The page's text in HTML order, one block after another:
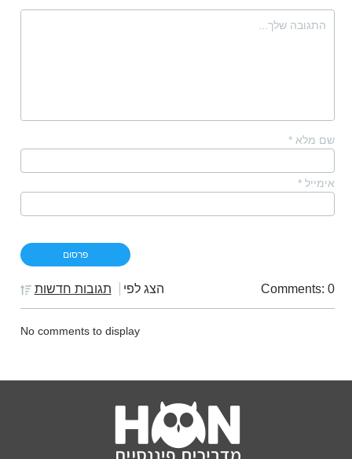
שם מלא *
אימייל *
Comments: 0 הצג לפי תגובות חדשות
No comments to display